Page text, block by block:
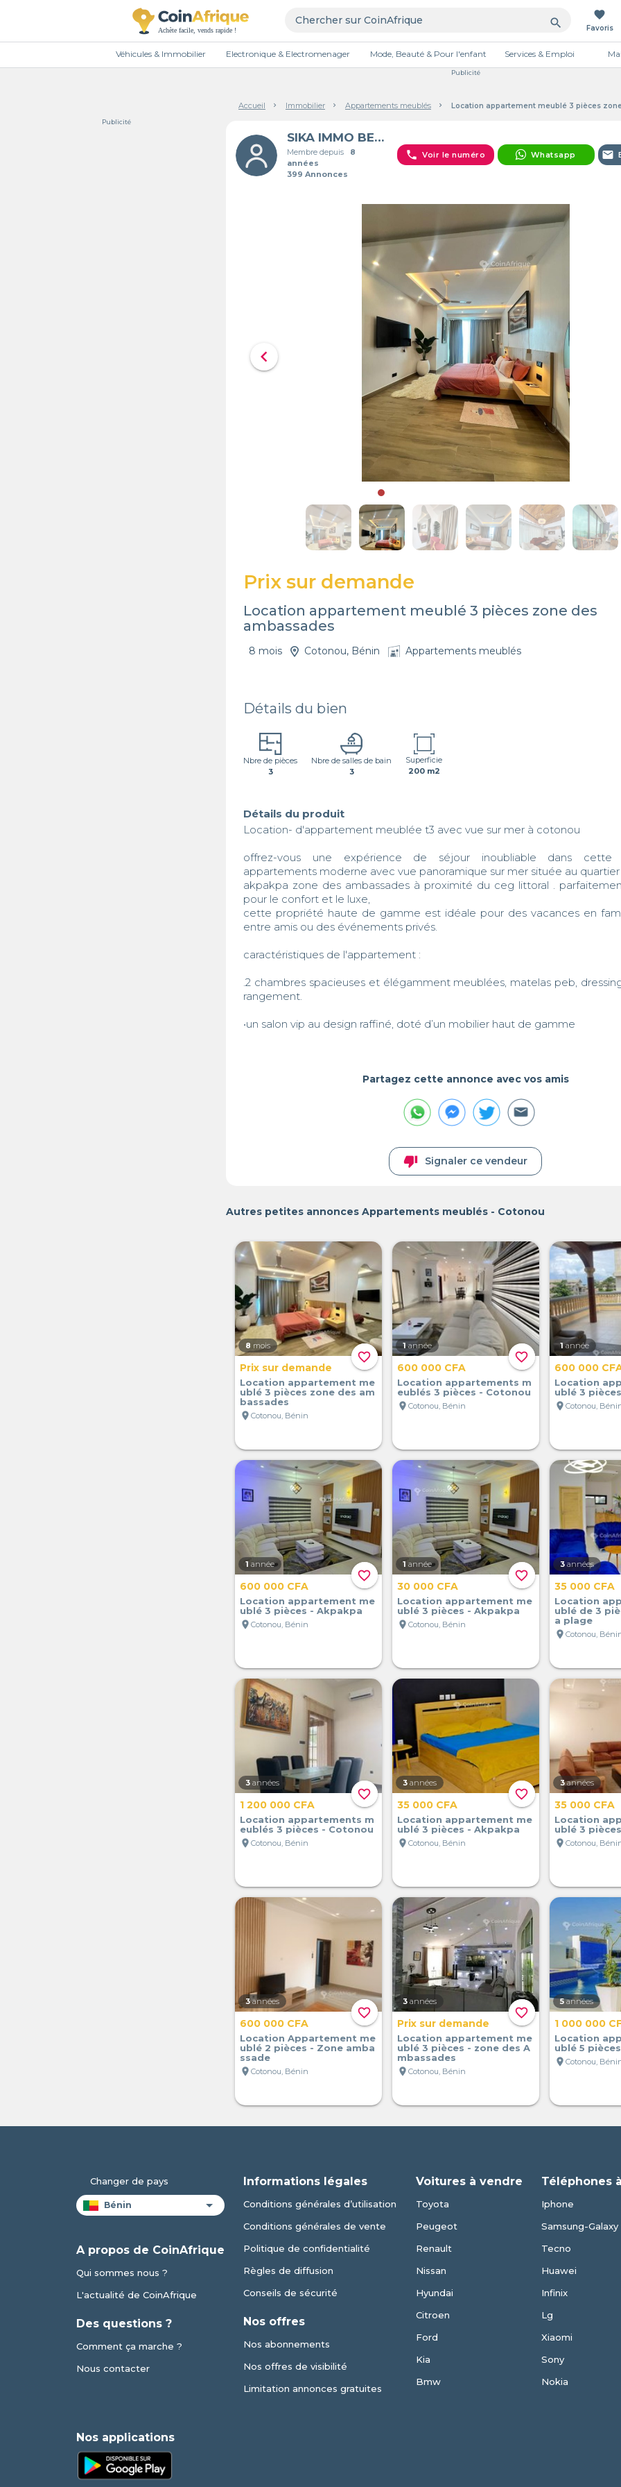
search
favorite
Favoris
Véhicules & Immobilier Electronique & Electromenager Mode, Beauté & Pour l'enfant Services & Emploi
Publicité
Accueil Immobilier Appartements meublés Location appartement meublé 3 pièces
Publicité
SIKA IMMO BENIN
Membre depuis8
années
399 Annonces
phone Voir le numéro Whatsapp email
chevron_left
Prix sur demande
Location appartement meublé 3 pièces zone des
ambassades
8 mois Cotonou, Bénin Appartements meublés
Détails du bien
Nbre de pièces
3
Nbre de salles de bain
3
Superficie
200 m2
Détails du produit
Location- d'appartement meublée t3 avec vue sur mer à cotonou
offrez-vous une expérience de séjour inoubliable dans cette
appartements moderne avec vue panoramique sur mer située au
akpakpa zone des ambassades à proximité du ceg littoral .
pour le confort et le luxe,
cette propriété haute de gamme est idéale pour des vacances en
entre amis ou des événements privés.
caractéristiques de l'appartement :
.2 chambres spacieuses et élégamment meublées, matelas peb,
rangement.
•un salon vip au design raffiné, doté d’un mobilier haut de gamme
Partagez cette annonce avec vos amis
thumb_down Signaler ce vendeur
Autres petites annonces Appartements meublés - Cotonou
favorite_border
8 mois
Prix sur demande
Location appartement me
ublé 3 pièces zone des am
bassades
location_on Cotonou, Bénin
favorite_border
1 année
600 000 CFA
Location appartements m
eublés 3 pièces - Cotonou
location_on Cotonou, Bénin
1 année
600 000
Location
ublé 3
location_on Cotonou,
favorite_border
1 année
600 000 CFA
Location appartement me
ublé 3 pièces - Akpakpa
location_on Cotonou, Bénin
favorite_border
1 année
30 000 CFA
Location appartement me
ublé 3 pièces - Akpakpa
location_on Cotonou, Bénin
3 années
35 000 CFA
Location
ublé de 3
a plage
location_on Cotonou,
favorite_border
3 années
1 200 000 CFA
Location appartements m
eublés 3 pièces - Cotonou
location_on Cotonou, Bénin
favorite_border
3 années
35 000 CFA
Location appartement me
ublé 3 pièces - Akpakpa
location_on Cotonou, Bénin
3 années
35 000 CFA
Location
ublé 3
location_on Cotonou,
favorite_border
3 années
600 000 CFA
Location Appartement me
ublé 2 pièces - Zone amba
ssade
location_on Cotonou, Bénin
favorite_border
3 années
Prix sur demande
Location appartement me
ublé 3 pièces - zone des A
mbassades
location_on Cotonou, Bénin
5 années
1 000 000
Location
ublé 5
location_on Cotonou,
Changer de pays
A propos de CoinAfrique
Qui sommes nous ?
L'actualité de CoinAfrique
Des questions ?
Comment ça marche ?
Nous contacter
Informations légales
Conditions générales d’utilisation
Conditions générales de vente
Politique de confidentialité
Règles de diffusion
Conseils de sécurité
Nos offres
Nos abonnements
Nos offres de visibilité
Limitation annonces gratuites
Voitures à vendre
Toyota
Peugeot
Renault
Nissan
Hyundai
Citroen
Ford
Kia
Bmw
Téléphones
Iphone
Samsung-Galaxy
Tecno
Huawei
Infinix
Lg
Xiaomi
Sony
Nokia
Nos applications